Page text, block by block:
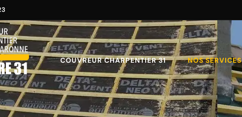
COUVREUR CHARPENTIER 31 NOS SERVICES